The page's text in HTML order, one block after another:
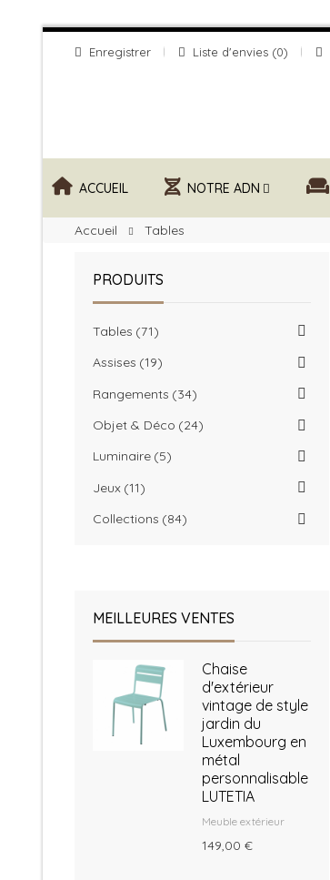
Enregistrer Liste d'envies 0
ACCUEIL NOTRE ADN
Accueil Tables
PRODUITS
Tables
71
Assises 19
Rangements
34
Objet & Déco
24
Luminaire 5
Jeux 11
Collections
84
MEILLEURES VENTES
Chaise
d'extérieur
vintage de style
jardin du
Luxembourg en
métal
personnalisable
LUTETIA
Meuble extérieur
149,00 €